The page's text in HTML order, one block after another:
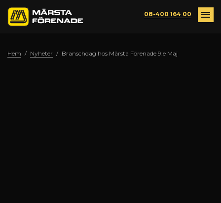
Märsta
Förenade
Växla
Ring:
08-400 164 00
Växla
Hem / Nyheter / Branschdag hos Märsta Förenade 9:e Maj